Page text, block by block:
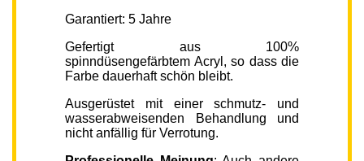
Garantiert: 5 Jahre
Gefertigt aus 100%
spinndüsengefärbtem Acryl, so dass die
Farbe dauerhaft schön bleibt.
Ausgerüstet mit einer schmutz- und
wasserabweisenden Behandlung und
nicht anfällig für Verrotung.